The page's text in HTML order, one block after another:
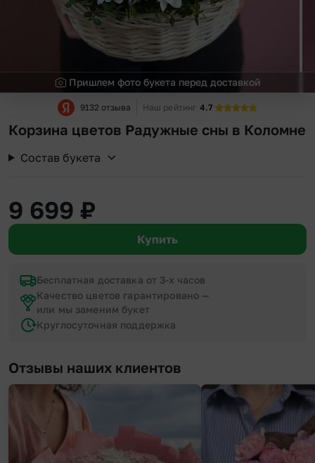
Пришлем фото букета перед доставкой
9132 отзыва Наш рейтинг 4.7
Корзина цветов Радужные сны в Коломне
Состав букета
9 699 ₽
Купить
Бесплатная доставка от 3-х часов
Качество цветов гарантировано —
или мы заменим букет
Круглосуточная поддержка
Отзывы наших клиентов